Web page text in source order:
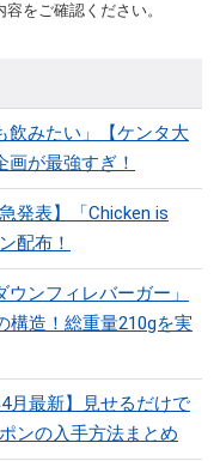
をご確認ください。
飲みたい」【ケンタ大
が最強すぎ！
発表】「Chicken is
配布！
ンフィレバーガー」
構造！総重量210gを実
月最新】見せるだけで
ンの入手方法まとめ